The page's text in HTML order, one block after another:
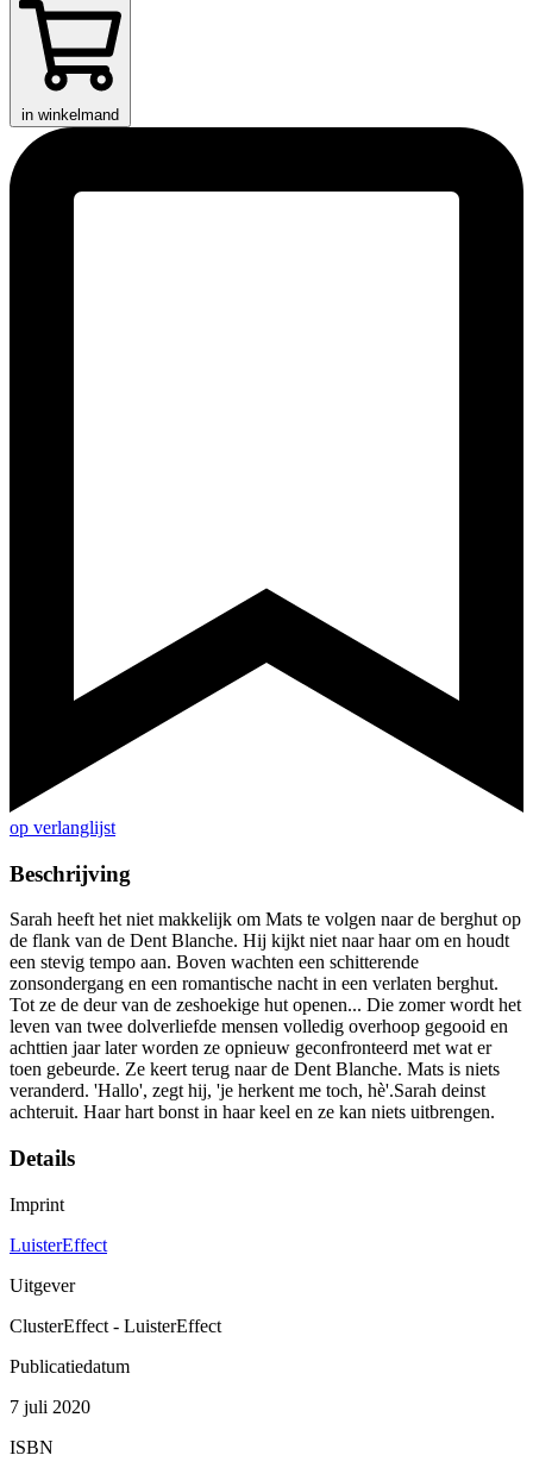
in winkelmand
op verlanglijst
Beschrijving
Sarah heeft het niet makkelijk om Mats te volgen naar de berghut op
de flank van de Dent Blanche. Hij kijkt niet naar haar om en houdt
een stevig tempo aan. Boven wachten een schitterende
zonsondergang en een romantische nacht in een verlaten berghut.
Tot ze de deur van de zeshoekige hut openen... Die zomer wordt het
leven van twee dolverliefde mensen volledig overhoop gegooid en
achttien jaar later worden ze opnieuw geconfronteerd met wat er
toen gebeurde. Ze keert terug naar de Dent Blanche. Mats is niets
veranderd. 'Hallo', zegt hij, 'je herkent me toch, hè'.Sarah deinst
achteruit. Haar hart bonst in haar keel en ze kan niets uitbrengen.
Details
Imprint
LuisterEffect
Uitgever
ClusterEffect - LuisterEffect
Publicatiedatum
7 juli 2020
ISBN